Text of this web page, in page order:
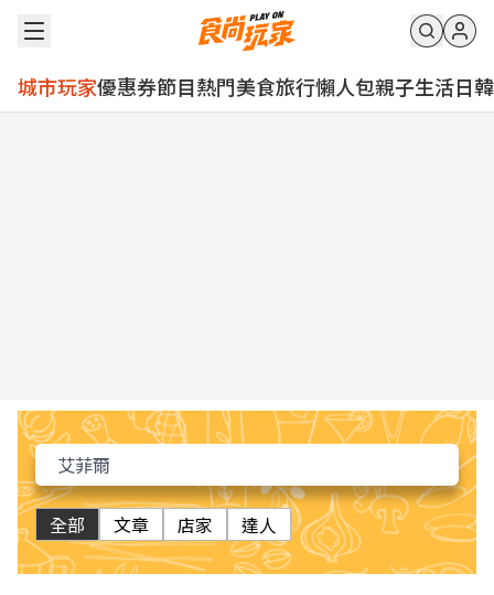
城市玩家優惠券節目熱門美食旅行懶人包親子生活日韓
全部 文章 店家 達人